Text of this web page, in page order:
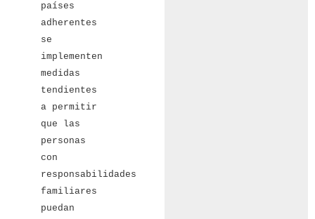
países
adherentes
se
implementen
medidas
tendientes
a permitir
que las
personas
con
responsabilidades
familiares
puedan